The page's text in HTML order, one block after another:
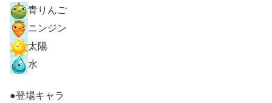
青りんご
ニンジン
太陽
水
●登場キャラ